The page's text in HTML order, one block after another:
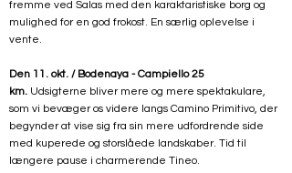
fremme ved Salas med den karaktaristiske borg og
mulighed for en god frokost. En særlig oplevelse i
vente.
Den 11. okt. / Bodenaya - Campiello 25
km. Udsigterne bliver mere og mere spektakulare,
som vi bevæger os videre langs Camino Primitivo, der
begynder at vise sig fra sin mere udfordrende side
med kuperede og storslåede landskaber. Tid til
længere pause i charmerende Tineo.